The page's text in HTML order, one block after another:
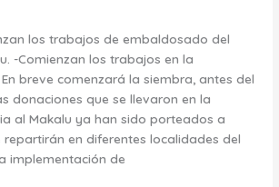
los trabajos de embaldosado del
-Comienzan los trabajos en la
breve comenzará la siembra, antes del
donaciones que se llevaron en la
al Makalu ya han sido porteados a
repartirán en diferentes localidades del
implementación de